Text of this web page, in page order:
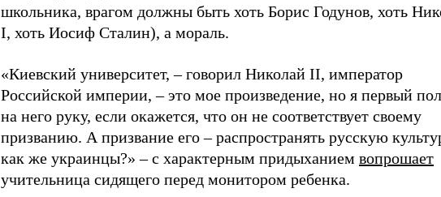
школьника, врагом должны быть хоть Борис Годунов, хоть
I, хоть Иосиф Сталин), а мораль.
«Киевский университет, – говорил Николай II, император
Российской империи, – это мое произведение, но я первый
на него руку, если окажется, что он не соответствует своему
призванию. А призвание его – распространять русскую
как же украинцы?» – с характерным придыханием вопрошает
учительница сидящего перед монитором ребенка.